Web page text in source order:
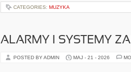
CATEGORIES: MUZYKA
ALARMY I SYSTEMY
POSTED BY ADMIN MAJ - 21 - 2026